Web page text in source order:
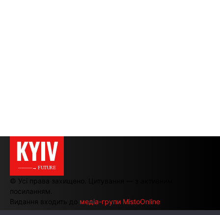
KYIV
———→ FUTURE
© Усі права захищено. Цитування — з активним
посиланням.
Видання входить до медіа-групи MistoOnline